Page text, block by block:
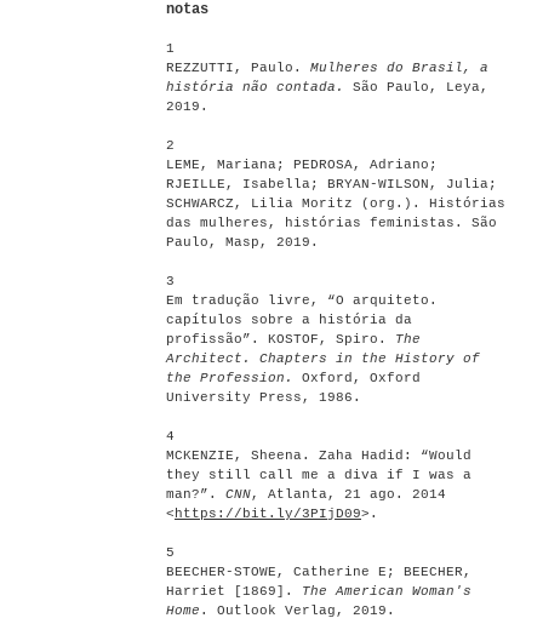
notas
1
REZZUTTI, Paulo. Mulheres do Brasil, a
história não contada. São Paulo, Leya,
2019.
2
LEME, Mariana; PEDROSA, Adriano;
RJEILLE, Isabella; BRYAN-WILSON, Julia;
SCHWARCZ, Lilia Moritz (org.). Histórias
das mulheres, histórias feministas. São
Paulo, Masp, 2019.
3
Em tradução livre, “O arquiteto.
capítulos sobre a história da
profissão”. KOSTOF, Spiro. The
Architect. Chapters in the History of
the Profession. Oxford, Oxford
University Press, 1986.
4
MCKENZIE, Sheena. Zaha Hadid: “Would
they still call me a diva if I was a
man?”. CNN, Atlanta, 21 ago. 2014
< https://bit.ly/3PIjD09>.
5
BEECHER-STOWE, Catherine E; BEECHER,
Harriet [1869]. The American Woman's
Home . Outlook Verlag, 2019.